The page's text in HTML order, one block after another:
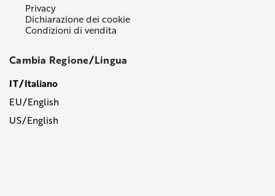
Privacy
Dichiarazione dei cookie
Condizioni di vendita
Cambia Regione/Lingua
IT/Italiano
EU/English
US/English